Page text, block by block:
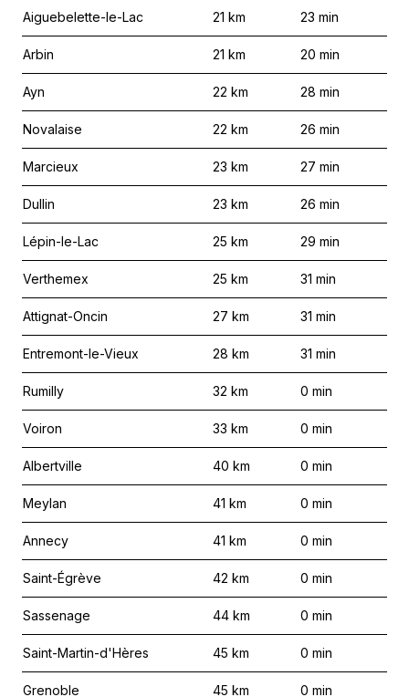
Aiguebelette-le-Lac 21 km 23 min
Arbin 21 km 20 min
Ayn 22 km 28 min
Novalaise 22 km 26 min
Marcieux 23 km 27 min
Dullin 23 km 26 min
Lépin-le-Lac 25 km 29 min
Verthemex 25 km 31 min
Attignat-Oncin 27 km 31 min
Entremont-le-Vieux 28 km 31 min
Rumilly 32 km 0 min
Voiron 33 km 0 min
Albertville 40 km 0 min
Meylan 41 km 0 min
Annecy 41 km 0 min
Saint-Égrève 42 km 0 min
Sassenage 44 km 0 min
Saint-Martin-d'Hères 45 km 0 min
Grenoble 45 km 0 min